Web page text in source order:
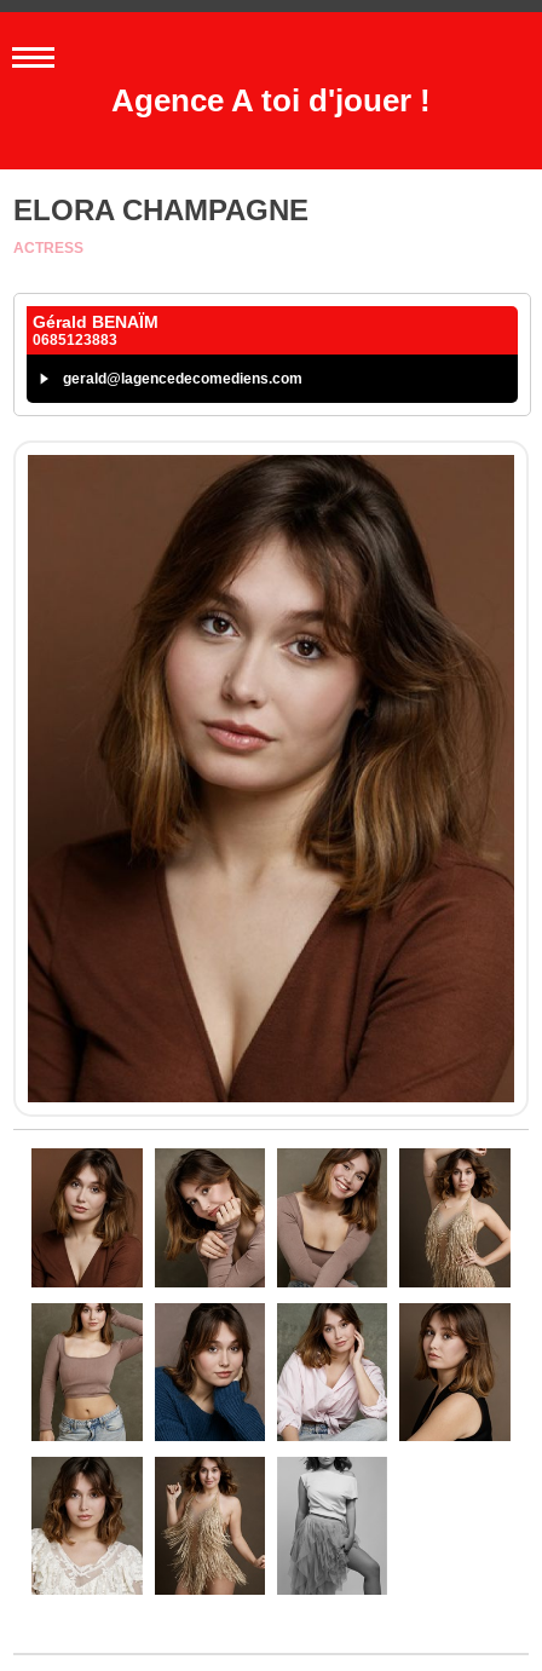
Agence A toi d'jouer !
ELORA CHAMPAGNE
ACTRESS
Gérald BENAÏM
0685123883
gerald@lagencedecomediens.com